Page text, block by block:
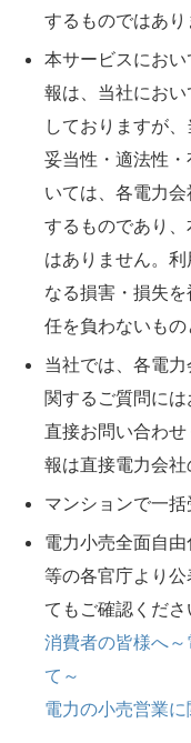
するものではあり
本サービスにお
報は、当社にお
しておりますが
妥当性・適法性
いては、各電力
するものであり
はありません。
なる損害・損失
任を負わないもの
当社では、各電
関するご質問に
直接お問い合わ
報は直接電力会社
マンションで一括
電力小売全面自
等の各官庁より
てもご確認くださ
消費者の皆様へ
て～
電力の小売営業